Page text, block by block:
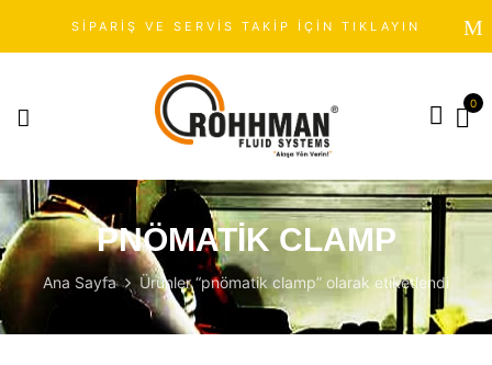
SİPARİŞ VE SERVİS TAKİP İÇİN TIKLAYIN
0
PNÖMATIK CLAMP
Ana Sayfa Ürünler “pnömatik clamp” olarak etiketlendi